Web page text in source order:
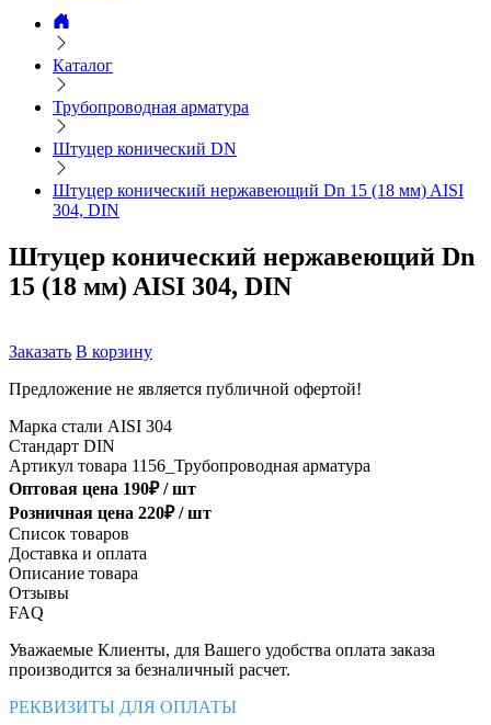
Каталог
Трубопроводная арматура
Штуцер конический DN
Штуцер конический нержавеющий Dn 15 (18 мм) AISI
304, DIN
Штуцер конический нержавеющий Dn
15 (18 мм) AISI 304, DIN
Заказать В корзину
Предложение не является публичной офертой!
Марка стали AISI 304
Стандарт DIN
Артикул товара 1156_Трубопроводная арматура
Оптовая цена 190₽ /шт
Розничная цена 220₽ /шт
Список товаров
Доставка и оплата
Описание товара
Отзывы
FAQ
Уважаемые Клиенты, для Вашего удобства оплата заказа
производится за безналичный расчет.
РЕКВИЗИТЫ ДЛЯ ОПЛАТЫ